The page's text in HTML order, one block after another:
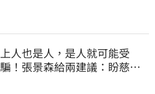
上人也是人，是人就可能受
騙！張景森給兩建議：盼慈濟